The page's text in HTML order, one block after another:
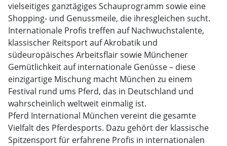
vielseitiges ganztägiges Schauprogramm sowie eine
Shopping- und Genussmeile, die ihresgleichen sucht.
Internationale Profis treffen auf Nachwuchstalente,
klassischer Reitsport auf Akrobatik und
südeuropäisches Arbeitsflair sowie Münchener
Gemütlichkeit auf internationale Genüsse – diese
einzigartige Mischung macht München zu einem
Festival rund ums Pferd, das in Deutschland und
wahrscheinlich weltweit einmalig ist.
Pferd International München vereint die gesamte
Vielfalt des Pferdesports. Dazu gehört der klassische
Spitzensport für erfahrene Profis in internationalen